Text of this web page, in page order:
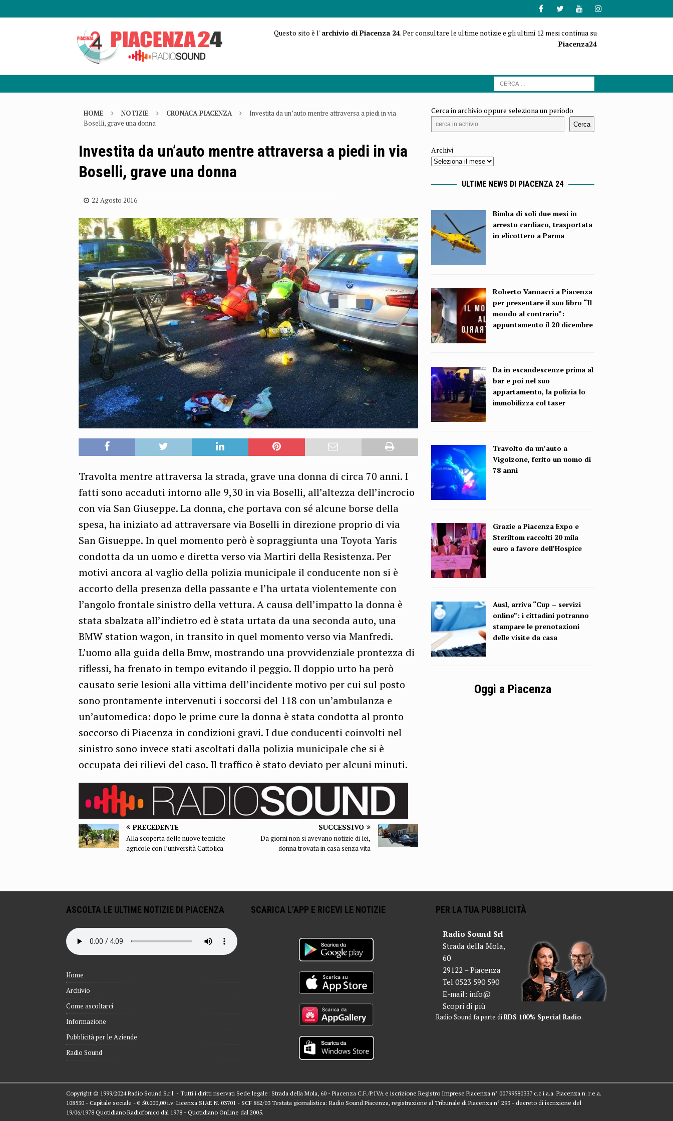
Questo sito è l'archivio di Piacenza 24. Per consultare le ultime notizie e gli ultimi 12 mesi continua su
Piacenza24
HOME NOTIZIE CRONACA PIACENZA
Investita da un’auto mentre attraversa a piedi in via
Boselli, grave una donna
Investita da un’auto mentre attraversa a piedi in via
Boselli, grave una donna
22 Agosto 2016
Travolta mentre attraversa la strada, grave una donna di circa 70 anni. I
fatti sono accaduti intorno alle 9,30 in via Boselli, all’altezza dell’incrocio
con via San Giuseppe. La donna, che portava con sé alcune borse della
spesa, ha iniziato ad attraversare via Boselli in direzione proprio di via
San Gisueppe. In quel momento però è sopraggiunta una Toyota Yaris
condotta da un uomo e diretta verso via Martiri della Resistenza. Per
motivi ancora al vaglio della polizia municipale il conducente non si è
accorto della presenza della passante e l’ha urtata violentemente con
l’angolo frontale sinistro della vettura. A causa dell’impatto la donna è
stata sbalzata all’indietro ed è stata urtata da una seconda auto, una
BMW station wagon, in transito in quel momento verso via Manfredi.
L’uomo alla guida della Bmw, mostrando una provvidenziale prontezza di
riflessi, ha frenato in tempo evitando il peggio. Il doppio urto ha però
causato serie lesioni alla vittima dell’incidente motivo per cui sul posto
sono prontamente intervenuti i soccorsi del 118 con un’ambulanza e
un’automedica: dopo le prime cure la donna è stata condotta al pronto
soccorso di Piacenza in condizioni gravi. I due conducenti coinvolti nel
sinistro sono invece stati ascoltati dalla polizia municipale che si è
occupata dei rilievi del caso. Il traffico è stato deviato per alcuni minuti.
PRECEDENTE
Alla scoperta delle nuove tecniche
agricole con l’università Cattolica
SUCCESSIVO
Da giorni non si avevano notizie di lei,
donna trovata in casa senza vita
Cerca in archivio oppure seleziona un periodo
Cerca
Archivi
ULTIME NEWS DI PIACENZA 24
Bimba di soli due mesi in
arresto cardiaco, trasportata
in elicottero a Parma
Roberto Vannacci a Piacenza
per presentare il suo libro “Il
mondo al contrario”:
appuntamento il 20 dicembre
Da in escandescenze prima al
bar e poi nel suo
appartamento, la polizia lo
immobilizza col taser
Travolto da un’auto a
Vigolzone, ferito un uomo di
78 anni
Grazie a Piacenza Expo e
Steriltom raccolti 20 mila
euro a favore dell’Hospice
Ausl, arriva “Cup – servizi
online”: i cittadini potranno
stampare le prenotazioni
delle visite da casa
Oggi a Piacenza
ASCOLTA LE ULTIME NOTIZIE DI PIACENZA
Home
Archivio
Come ascoltarci
Informazione
Pubblicità per le Aziende
Radio Sound
SCARICA L’APP E RICEVI LE NOTIZIE PER LA TUA PUBBLICITÀ
Radio Sound Srl
Strada della Mola,
60
29122 – Piacenza
Tel 0523 590 590
E-mail: info@
Scopri di più
Radio Sound fa parte diRDS 100% Special Radio.
Copyright © 1999/2024 Radio Sound S.r.l. - Tutti i diritti riservati Sede legale: Strada della Mola, 60 - Piacenza C.F./P.IVA e iscrizione Registro Imprese Piacenza n° 00799580337 c.c.i.a.a. Piacenza n. r.e.a.
108530 - Capitale sociale - € 50.000,00 i.v. Licenza SIAE N. 03701 - SCF 862/03 Testata giornalistica: Radio Sound Piacenza, registrazione al Tribunale di Piacenza n° 293 - decreto di iscrizione del
19/06/1978 Quotidiano Radiofonico dal 1978 - Quotidiano OnLine dal 2005.